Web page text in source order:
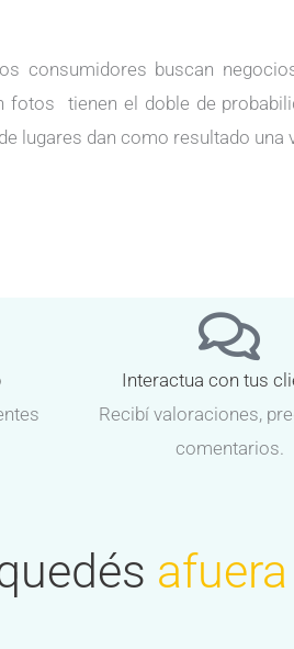
consumidores buscan
fotos tienen el doble de
lugares dan como resultado una
Interactua con tus
Recibí valoraciones,
comentarios.
afuera